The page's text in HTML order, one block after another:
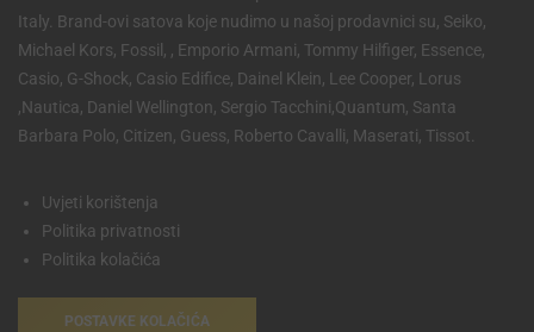
Italy. Brand-ovi satova koje nudimo u našoj prodavnici su, Seiko,
Michael Kors, Fossil, , Emporio Armani, Tommy Hilfiger, Essence,
Casio, G-Shock, Casio Edifice, Dainel Klein, Lee Cooper, Lorus
,Nautica, Daniel Wellington, Sergio Tacchini,Quantum, Santa
Barbara Polo, Citizen, Guess, Roberto Cavalli, Maserati, Tissot.
Uvjeti korištenja
Politika privatnosti
Politika kolačića
POSTAVKE KOLAČIĆA